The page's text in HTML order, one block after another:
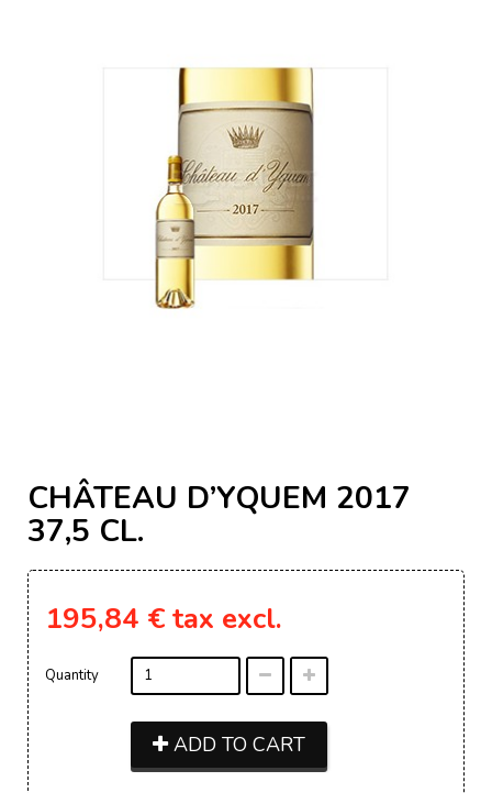
CHÂTEAU D’YQUEM 2017
37,5 CL.
195,84 € tax excl.
Quantity
ADD TO CART